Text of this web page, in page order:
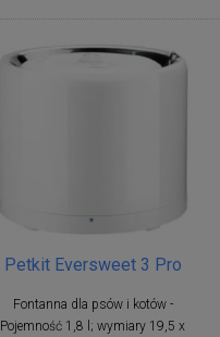
Petkit Eversweet 3 Pro
Fontanna dla psów i kotów -
Pojemność 1,8 l; wymiary 19,5 x